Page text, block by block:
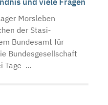
Morsleben
der Stasi-
Bundesamt für
Bundesgesellschaft
Tage ...